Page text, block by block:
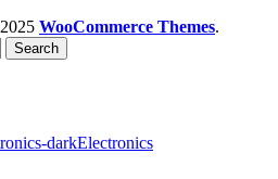
2025 WooCommerce Themes.
Search
Electronics